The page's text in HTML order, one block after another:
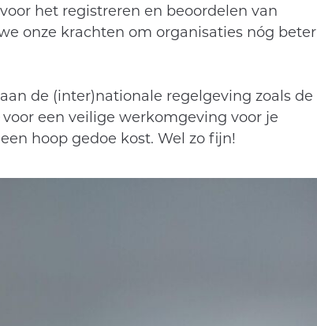
het registreren en beoordelen van
onze krachten om organisaties nóg beter
de (inter)nationale regelgeving zoals de
een veilige werkomgeving voor je
hoop gedoe kost. Wel zo fijn!